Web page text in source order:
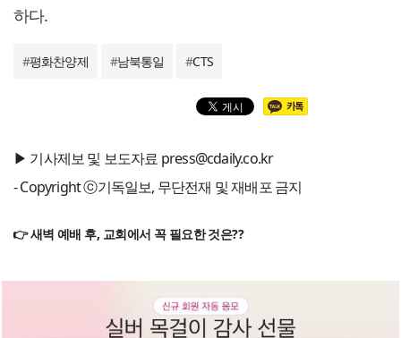
하다.
#평화찬양제 #남북통일 #CTS
▶ 기사제보 및 보도자료 press@cdaily.co.kr
- Copyright ⓒ기독일보, 무단전재 및 재배포 금지
👉 새벽 예배 후, 교회에서 꼭 필요한 것은??